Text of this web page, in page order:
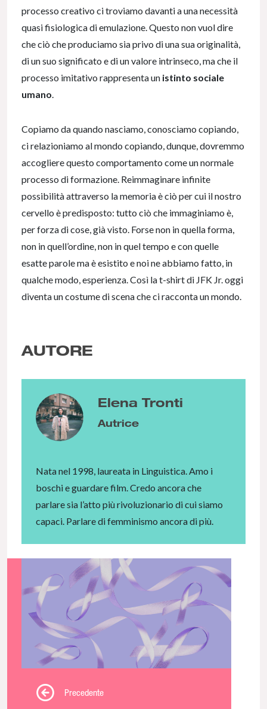
processo creativo ci troviamo davanti a una necessità
quasi fisiologica di emulazione. Questo non vuol dire
che ciò che produciamo sia privo di una sua originalità,
di un suo significato e di un valore intrinseco, ma che il
processo imitativo rappresenta un istinto sociale
umano
Copiamo da quando nasciamo, conosciamo copiando,
ci relazioniamo al mondo copiando, dunque, dovremmo
accogliere questo comportamento come un normale
processo di formazione. Reimmaginare infinite
possibilità attraverso la memoria è ciò per cui il nostro
cervello è predisposto: tutto ciò che immaginiamo è,
per forza di cose, già visto. Forse non in quella forma,
non in quell’ordine, non in quel tempo e con quelle
esatte parole ma è esistito e noi ne abbiamo fatto, in
qualche modo, esperienza. Così la t-shirt di JFK Jr. oggi
diventa un costume di scena che ci racconta un mondo.
AUTORE
Elena Tronti
Autrice
Nata nel 1998, laureata in Linguistica. Amo i
boschi e guardare film. Credo ancora che
parlare sia l’atto più rivoluzionario di cui siamo
capaci. Parlare di femminismo ancora di più.
Precedente